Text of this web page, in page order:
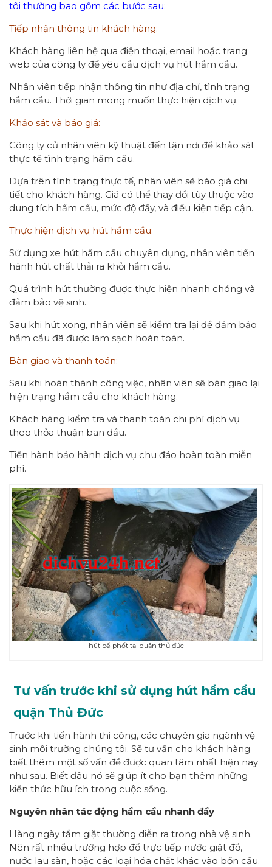
tôi thường bao gồm các bước sau:
Tiếp nhận thông tin khách hàng:
Khách hàng liên hệ qua điện thoại, email hoặc trang
web của công ty để yêu cầu dịch vụ hút hầm cầu.
Nhân viên tiếp nhận thông tin như địa chỉ, tình trạng
hầm cầu. Thời gian mong muốn thực hiện dịch vụ.
Khảo sát và báo giá:
Công ty cử nhân viên kỹ thuật đến tận nơi để khảo sát
thực tế tình trạng hầm cầu.
Dựa trên tình trạng thực tế, nhân viên sẽ báo giá chi
tiết cho khách hàng. Giá có thể thay đổi tùy thuộc vào
dung tích hầm cầu, mức độ đầy, và điều kiện tiếp cận.
Thực hiện dịch vụ hút hầm cầu:
Sử dụng xe hút hầm cầu chuyên dụng, nhân viên tiến
hành hút chất thải ra khỏi hầm cầu.
Quá trình hút thường được thực hiện nhanh chóng và
đảm bảo vệ sinh.
Sau khi hút xong, nhân viên sẽ kiểm tra lại để đảm bảo
hầm cầu đã được làm sạch hoàn toàn.
Bàn giao và thanh toán:
Sau khi hoàn thành công việc, nhân viên sẽ bàn giao lại
hiện trạng hầm cầu cho khách hàng.
Khách hàng kiểm tra và thanh toán chi phí dịch vụ
theo thỏa thuận ban đầu.
Tiến hành bảo hành dịch vụ chu đáo hoàn toàn miễn
phí.
hút bể phốt tại quận thủ đức
Tư vấn trước khi sử dụng hút hầm cầu
quận Thủ Đức
Trước khi tiến hành thi công, các chuyên gia ngành vệ
sinh môi trường chúng tôi. Sẽ tư vấn cho khách hàng
biết thêm một số vấn đề được quan tâm nhất hiện nay
như sau. Biết đâu nó sẽ giúp ít cho bạn thêm những
kiến thức hữu ích trong cuộc sống.
Nguyên nhân tác động hầm cầu nhanh đầy
Hàng ngày tắm giặt thường diễn ra trong nhà vệ sinh.
Nên rất nhiều trường hợp đổ trực tiếp nước giặt đồ,
nước lau sàn, hoặc các loại hóa chất khác vào bồn cầu.